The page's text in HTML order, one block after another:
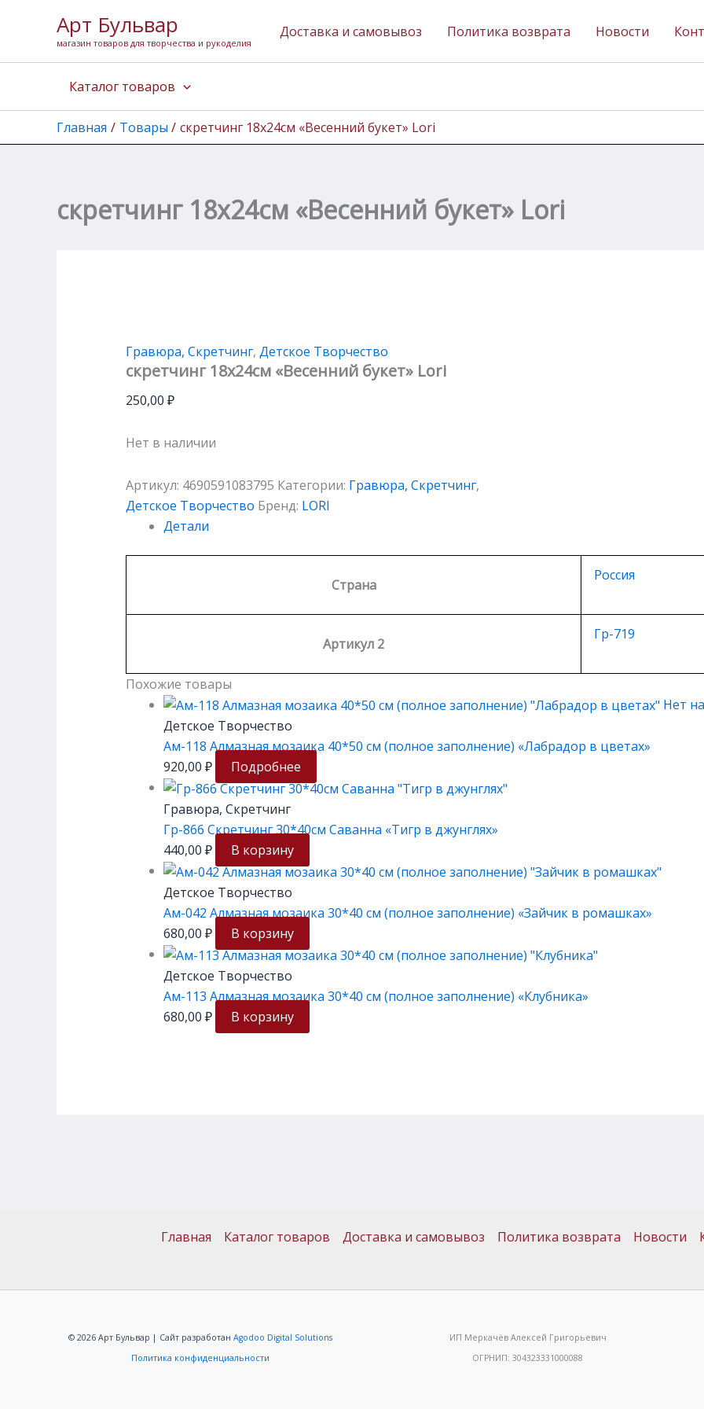
содержимому
Арт Бульвар
магазин товаров для творчества и рукоделия
Доставка и самовывоз Политика возврата Новости
Каталог товаров
Главная Товары скретчинг 18х24см «Весенний букет» Lori
скретчинг 18х24см «Весенний букет» Lori
Гравюра, Скретчинг, Детское Творчество
скретчинг 18х24см «Весенний букет» Lori
250,00 ₽
Нет в наличии
Артикул: 4690591083795 Категории: Гравюра, Скретчинг,
Детское Творчество Бренд: LORI
Детали
Страна
Россия
Артикул 2
Гр-719
Похожие товары
Нет
Детское Творчество
Ам-118 Алмазная мозаика 40*50 см (полное заполнение) «Лабрадор в цветах»
920,00 ₽ Подробнее
Гравюра, Скретчинг
Гр-866 Скретчинг 30*40см Саванна «Тигр в джунглях»
440,00 ₽ В корзину
Детское Творчество
Ам-042 Алмазная мозаика 30*40 см (полное заполнение) «Зайчик в ромашках»
680,00 ₽ В корзину
Детское Творчество
Ам-113 Алмазная мозаика 30*40 см (полное заполнение) «Клубника»
680,00 ₽ В корзину
Главная Каталог товаров Доставка и самовывоз Политика возврата Новости
© 2026 Арт Бульвар | Сайт разработанAgodoo Digital Solutions
Политика конфиденциальности
ИП Меркачёв Алексей Григорьевич
ОГРНИП: 304323331000088